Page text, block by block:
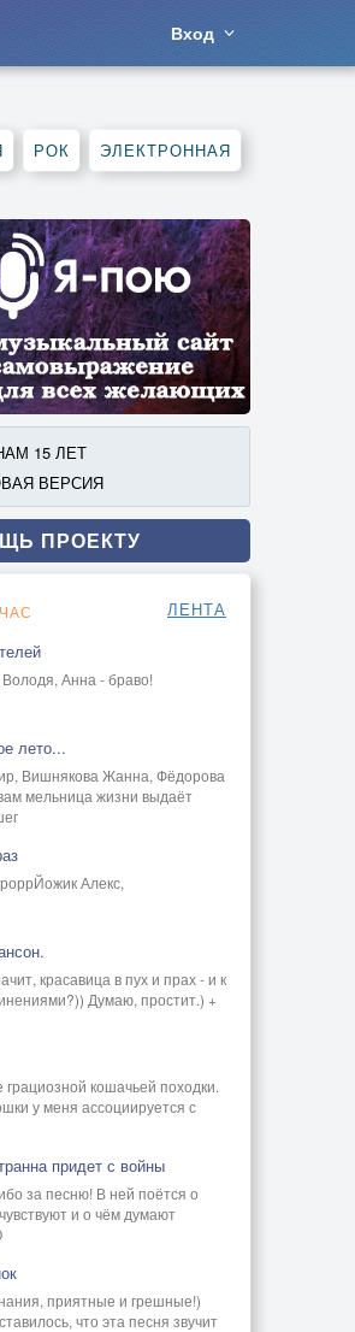
Вход
РОК ЭЛЕКТРОННАЯ
15 ЛЕТ
ВЕРСИЯ
ПРОЕКТУ
ЛЕНТА
Анна - браво!
лето...
Вишнякова Жанна, Фёдорова
мельница жизни выдаёт
Алекс,
красавица в пух и прах - и к
Думаю, простит.) +
грациозной кошачьей походки.
у меня ассоциируется с
придет с войны
за песню! В ней поётся о
и о чём думают
приятные и грешные!)
что эта песня звучит